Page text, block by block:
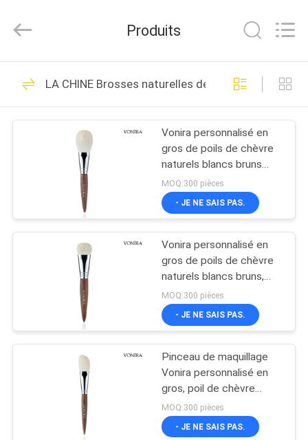
MAISON
PRODUITS
NOUS
CONTRÔLE
Chanmy
Cosmetics
All
Reserved.
Brosses de luxe de
maquillage
99
Brosses de haute
qualité de
maquillage
142
brosses de
maquillage de
167
Produits
LA CHINE Brosses naturelles de maquillage de
Vonira personnalisé en
gros de poils de chèvre
naturels blancs bruns
ébène poignée
maquillage du visage
poudre brossage
MOQ:300 pièces
- JE NE SAIS PAS.
Vonira personnalisé en
gros de poils de chèvre
naturels blancs bruns,
manche en ébène,
maquillage du visage
MOQ:300 pièces
- JE NE SAIS PAS.
Pinceau de maquillage
Vonira personnalisé en
gros, poil de chèvre
blanc naturel, manche en
ébène marron, pour le
contouring et le blush
MOQ:300 pièces
- JE NE SAIS PAS.